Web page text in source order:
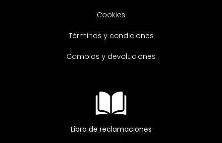
Cookies
Términos y condiciones
Cambios y devoluciones
Libro de reclamaciones